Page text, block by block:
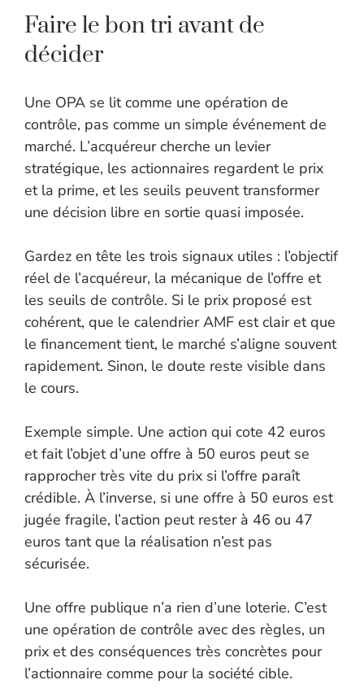
Faire le bon tri avant de
décider
Une OPA se lit comme une opération de
contrôle, pas comme un simple événement de
marché. L’acquéreur cherche un levier
stratégique, les actionnaires regardent le prix
et la prime, et les seuils peuvent transformer
une décision libre en sortie quasi imposée.
Gardez en tête les trois signaux utiles : l’objectif
réel de l’acquéreur, la mécanique de l’offre et
les seuils de contrôle. Si le prix proposé est
cohérent, que le calendrier AMF est clair et que
le financement tient, le marché s’aligne souvent
rapidement. Sinon, le doute reste visible dans
le cours.
Exemple simple. Une action qui cote 42 euros
et fait l’objet d’une offre à 50 euros peut se
rapprocher très vite du prix si l’offre paraît
crédible. À l’inverse, si une offre à 50 euros est
jugée fragile, l’action peut rester à 46 ou 47
euros tant que la réalisation n’est pas
sécurisée.
Une offre publique n’a rien d’une loterie. C’est
une opération de contrôle avec des règles, un
prix et des conséquences très concrètes pour
l’actionnaire comme pour la société cible.